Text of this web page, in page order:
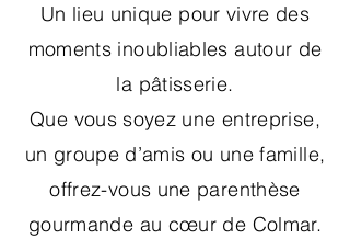
Un lieu unique pour vivre des
moments inoubliables autour de
la pâtisserie.
Que vous soyez une entreprise,
un groupe d’amis ou une famille,
offrez-vous une parenthèse
gourmande au cœur de Colmar.